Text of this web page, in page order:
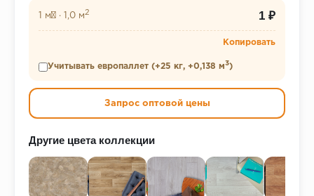
1 м² · 1,0 м 2 1 ₽
Копировать
Учитывать европаллет (+25 кг, +0,138 м3)
Запрос оптовой цены
Другие цвета коллекции